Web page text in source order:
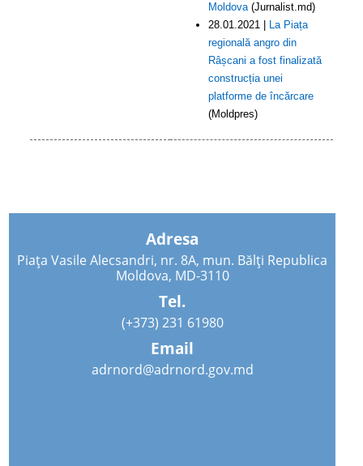
Moldova(Jurnalist.md)
28.01.2021 |
La Piața
regională angro din
Râșcani a fost finalizată
construcția unei
platforme de încărcare
(Moldpres)
Adresa
Piața Vasile Alecsandri, nr. 8A, mun. Bălți Republica
Moldova, MD-3110
Tel.
(+373) 231 61980
Email
adrnord@adrnord.gov.md